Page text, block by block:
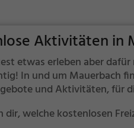
Aktivitäten in
etwas erleben aber
In und um Mauerbach
und Aktivitäten, für
dir, welche kostenlosen